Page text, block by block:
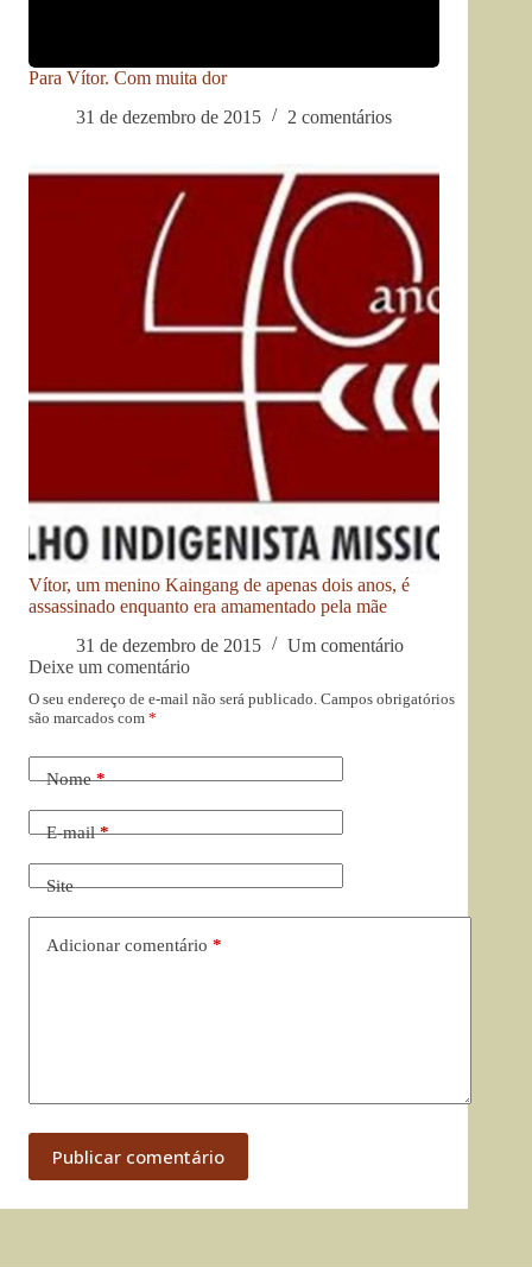
Para Vítor. Com muita dor
31 de dezembro de 2015
2 comentários
Vítor, um menino Kaingang de apenas dois anos, é
assassinado enquanto era amamentado pela mãe
31 de dezembro de 2015
Um comentário
Deixe um comentário
O seu endereço de e-mail não será publicado. Campos obrigatórios
são marcados com *
Nome*
E-mail*
Site
Adicionar comentário *
Publicar comentário